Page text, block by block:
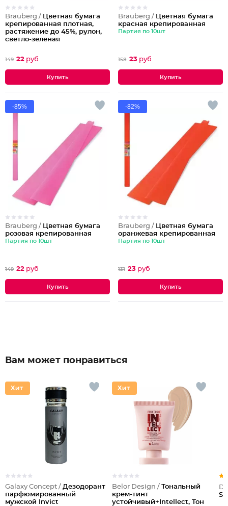
Brauberg / Цветная бумага
крепированная плотная,
растяжение до 45%, рулон,
светло-зеленая
149 22 руб
Brauberg / Цветная бумага
красная крепированная
Партия по 10шт
158 23 руб
-85%
Brauberg / Цветная бумага
розовая крепированная
Партия по 10шт
149 22 руб
-82%
Brauberg / Цветная бумага
оранжевая крепированная
Партия по 10шт
131 23 руб
Вам может понравиться
Galaxy Concept / Дезодорант
парфюмированный
мужской Invict
Belor Design / Тональный
крем-тинт
устойчивый+Intellect, Тон